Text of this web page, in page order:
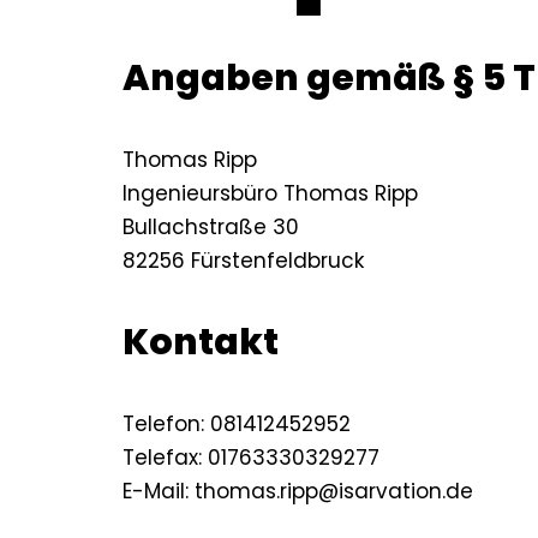
Angaben gemäß § 5
Thomas Ripp
Ingenieursbüro Thomas Ripp
Bullachstraße 30
82256 Fürstenfeldbruck
Kontakt
Telefon: 081412452952
Telefax: 01763330329277
E-Mail: thomas.ripp@isarvation.de